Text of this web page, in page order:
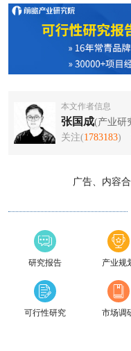
本文作者信息
张国成(产业研
关注(1783183)
广告、内容
研究报告 产业规
可行性研究 市场调